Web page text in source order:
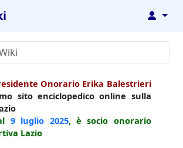
↓
Onorario Erika Balestrieri
sito enciclopedico online sulla
9 luglio 2025, è socio onorario
Lazio